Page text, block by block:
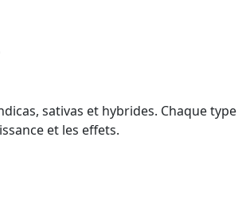
sativas et hybrides. Chaque type
et les effets.